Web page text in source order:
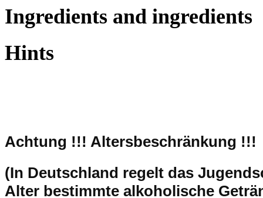
Ingredients and ingredients
Hints
Achtung !!! Altersbeschränkung !!!
(In Deutschland regelt das
Alter bestimmte alkoholische